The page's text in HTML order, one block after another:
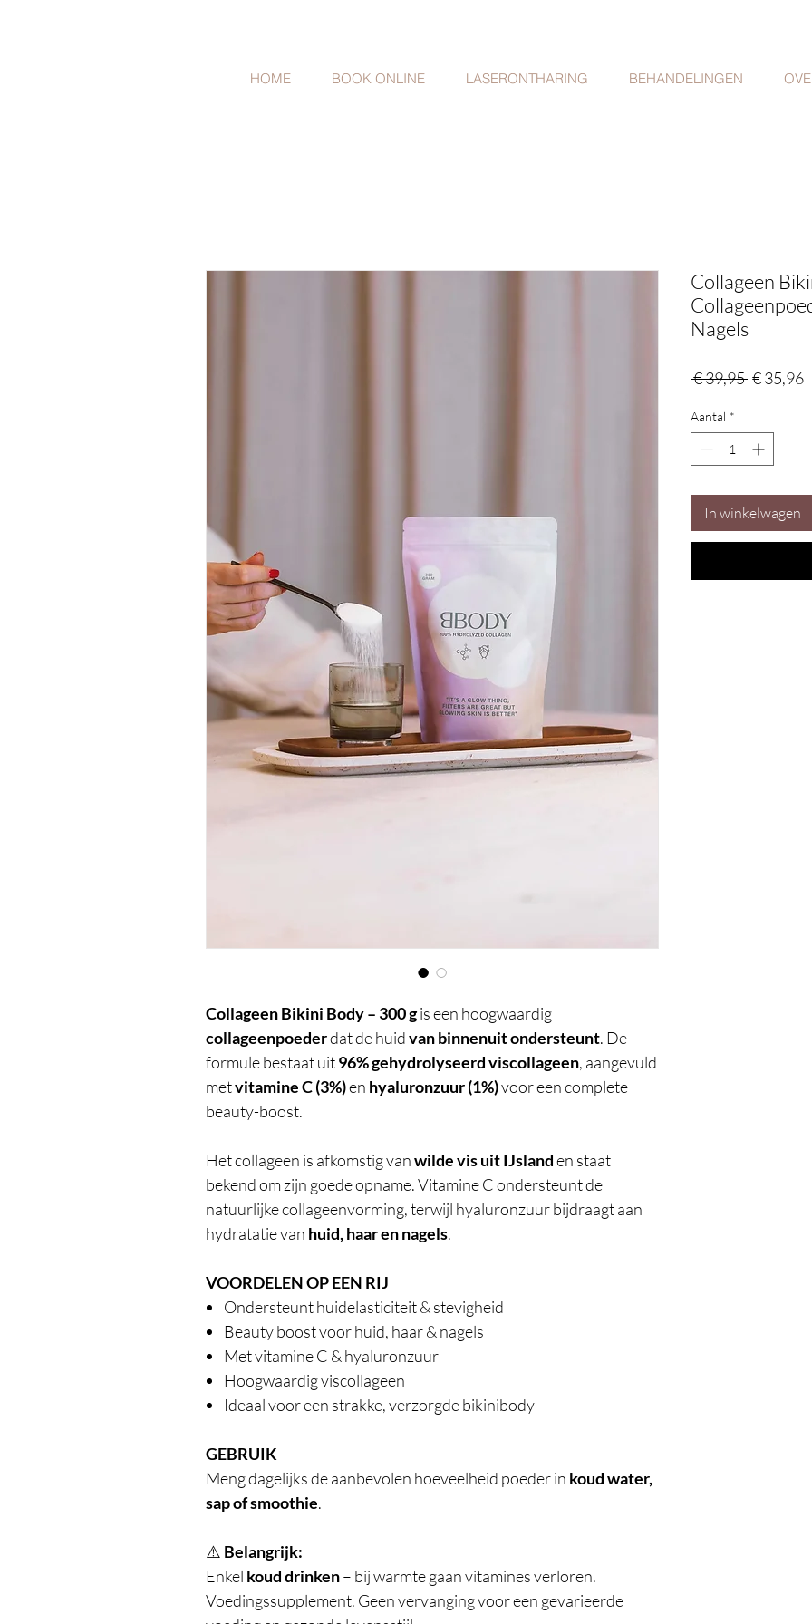
HOME BOOK ONLINE LASERONTHARING BEHANDELINGEN
Collageen Bikini Body – 300 gis een hoogwaardig
collageenpoederdat de huidvan binnenuit ondersteunt. De
formule bestaat uit96% gehydrolyseerd viscollageen, aangevuld
metvitamine C (3%)en hyaluronzuur (1%)voor een complete
beauty-boost.
Het collageen is afkomstig vanwilde vis uit IJslanden staat
bekend om zijn goede opname. Vitamine C ondersteunt de
natuurlijke collageenvorming, terwijl hyaluronzuur bijdraagt aan
hydratatie van huid, haar en nagels.
VOORDELEN OP EEN RIJ
Ondersteunt huidelasticiteit & stevigheid
Beauty boost voor huid, haar & nagels
Met vitamine C & hyaluronzuur
Hoogwaardig viscollageen
Ideaal voor een strakke, verzorgde bikinibody
GEBRUIK
Meng dagelijks de aanbevolen hoeveelheid poeder in koud water,
sap of smoothie.
⚠️ Belangrijk:
Enkel koud drinken– bij warmte gaan vitamines verloren.
Voedingssupplement. Geen vervanging voor een gevarieerde
Collageen
Nagels
€ 39,95 Normale
€ 35,96
Aantal *
In winkelwagen